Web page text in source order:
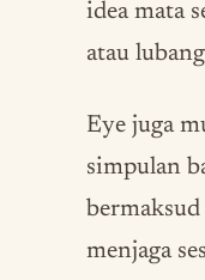
idea mata
atau
Eye juga
simpulan
menjaga